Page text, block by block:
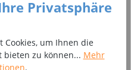
Privatsphäre
Cookies, um Ihnen die
bieten zu können... Mehr
.